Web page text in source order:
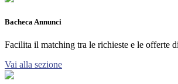
Bacheca Annunci
Facilita il matching tra le richieste e le offerte
Vai alla sezione